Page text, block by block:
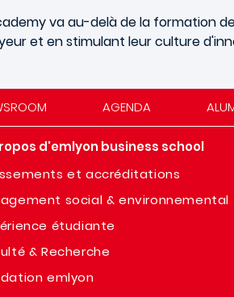
va au-delà de la
et en stimulant leur culture
AGENDA
d'emlyon business school
et accréditations
social & environnemental
étudiante
& Recherche
emlyon